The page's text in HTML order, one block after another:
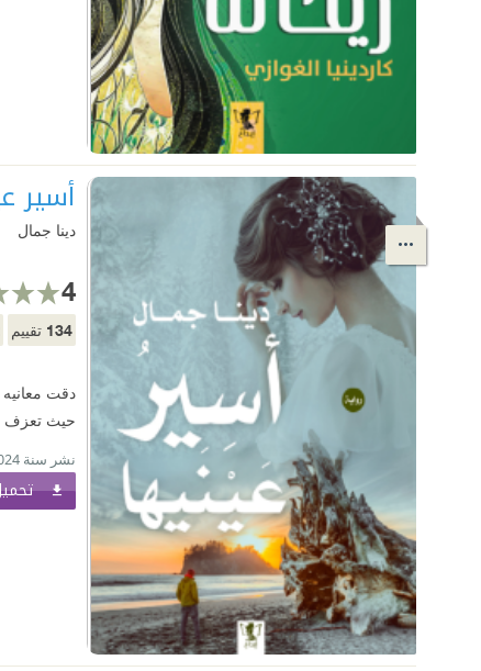
أسير
دينا جمال
4
134 تقييم
دقت معانيه
حيث تعزف
نشر سنة 2024